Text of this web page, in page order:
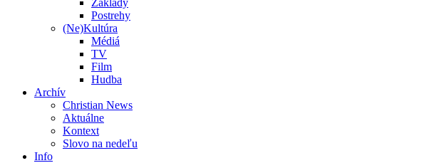
Základy
Postrehy
(Ne)Kultúra
Médiá
TV
Film
Hudba
Archív
Christian News
Aktuálne
Kontext
Slovo na nedeľu
Info